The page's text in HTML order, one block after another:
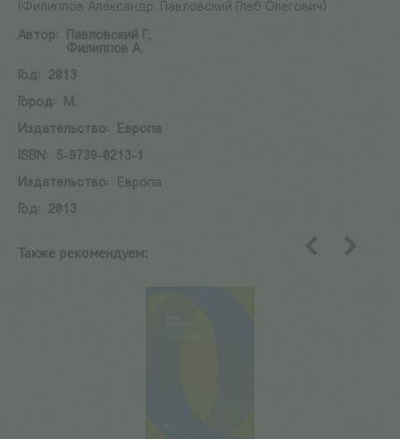
(Филиппов Александр, Павловский Глеб Олегович)
Автор:
Павловский Г.,
Филиппов А.
Год:
2013
Город:
М.
Издательство:
Европа
ISBN:
5-9739-0213-1
Издательство:
Европа
Год:
2013
Также рекомендуем: